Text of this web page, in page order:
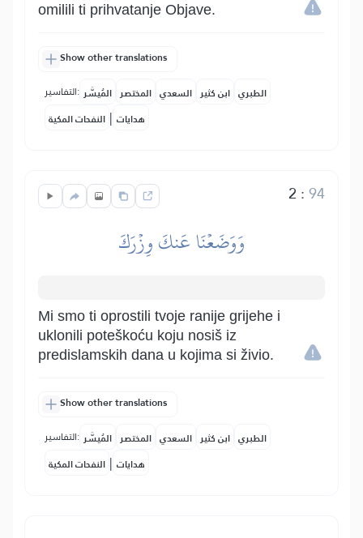
omilili ti prihvatanje Objave.
Show other translations
التفاسير: المُيسَّر المختصر السعدي ابن كثير الطبري
النفحات المكية | هدايات
2 :94
وَوَضَعۡنَا عَنكَ وِزۡرَكَ
Mi smo ti oprostili tvoje ranije grijehe i
uklonili poteškoću koju nosiš iz
predislamskih dana u kojima si živio.
Show other translations
التفاسير: المُيسَّر المختصر السعدي ابن كثير الطبري
النفحات المكية | هدايات